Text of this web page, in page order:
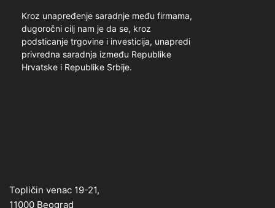
Kroz unapređenje saradnje među firmama,
dugoročni cilj nam je da se, kroz
podsticanje trgovine i investicija, unapredi
privredna saradnja između Republike
Hrvatske i Republike Srbije.
Topličin venac 19-21,
11000 Beograd